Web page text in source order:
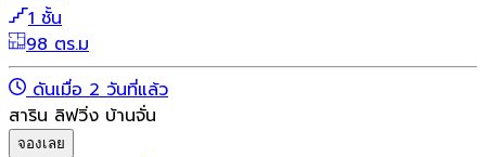
1 ชั้น
98 ตร.ม
ดันเมื่อ 2 วันที่แล้ว
สาริน ลิฟวิ่ง บ้านจั่น
จองเลย